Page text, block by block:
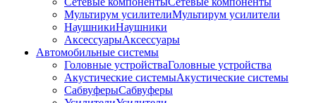
Мультирум усилителиМультирум усилители
НаушникиНаушники
АксессуарыАксессуары
Автомобильные системы
Головные устройстваГоловные устройства
Акустические системыАкустические системы
СабвуферыСабвуферы